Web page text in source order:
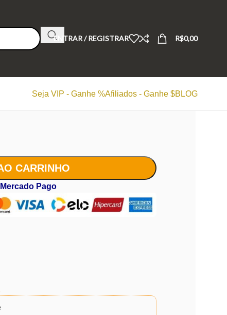
ENTRAR / REGISTRAR R$0,00
Seja VIP - Ganhe %Afiliados - Ganhe $BLOG
CARRINHO
Mercado Pago